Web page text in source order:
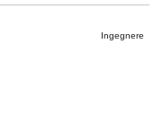
Ingegnere